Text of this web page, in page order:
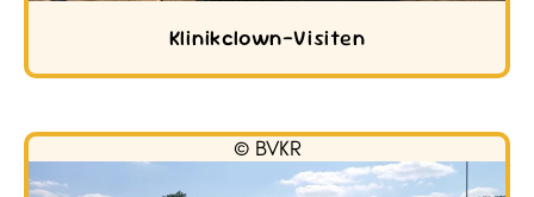
Klinikclown-Visiten
© BVKR